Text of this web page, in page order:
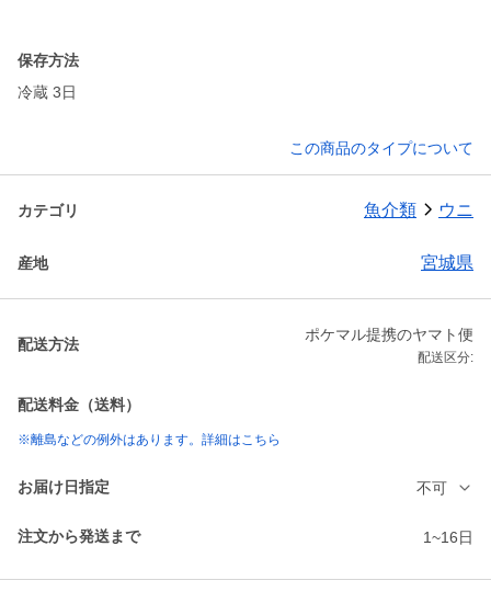
保存方法
冷蔵 3日
この商品のタイプについて
カテゴリ 魚介類 ウニ
産地 宮城県
配送方法
ポケマル提携のヤマト便
配送区分:
配送料金（送料）
※離島などの例外はあります。詳細はこちら
お届け日指定 不可
注文から発送まで 1~16日